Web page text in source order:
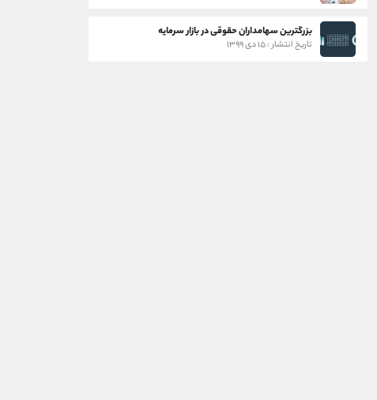
بزرگترین سهامداران حقوقی در بازار سرمایه
تاریخ انتشار : ۱۵ دی ۱۳۹۹